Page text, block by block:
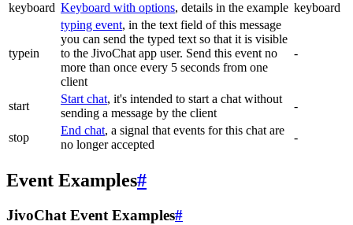
keyboard Keyboard with options, details in the example keyboard
typein
typing event, in the text field of this message
you can send the typed text so that it is visible
to the JivoChat app user. Send this event no
more than once every 5 seconds from one
client
-
start
Start chat, it's intended to start a chat without
sending a message by the client
-
stop
End chat, a signal that events for this chat are
no longer accepted
-
Event Examples#
JivoChat Event Examples#